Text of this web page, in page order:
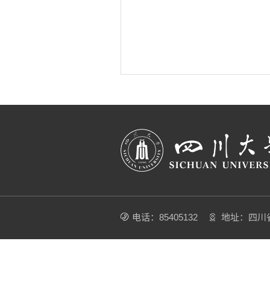
电话：85405132 地址：四川